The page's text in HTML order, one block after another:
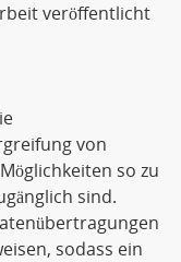
veröffentlicht
von
so zu
sind.
sodass ein